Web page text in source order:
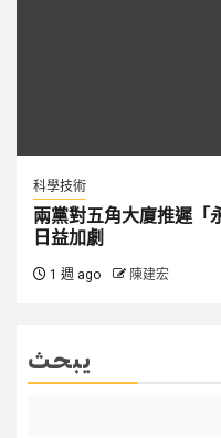
科學技術
兩黨對五角大廈推遲「
日益加劇
1 週 ago 陳建宏
يبحث